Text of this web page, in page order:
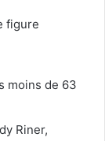
figure
moins de 63
Riner,